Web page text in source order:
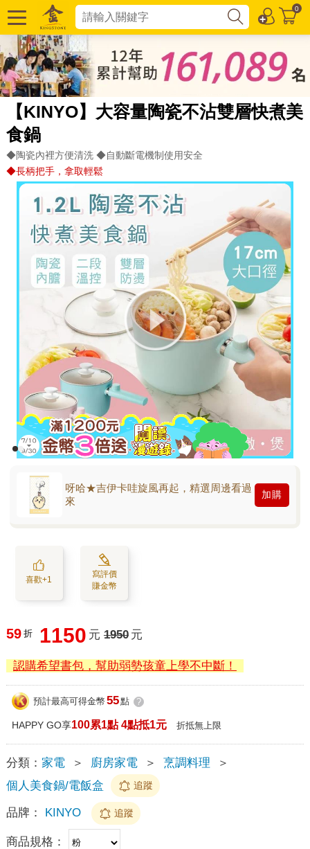
0
【KINYO】大容量陶瓷不沾雙層快煮美
食鍋
◆陶瓷內裡方便清洗 ◆自動斷電機制使用安全
◆長柄把手，拿取輕鬆
呀哈★吉伊卡哇旋風再起，精選周邊看過
來
加購
喜歡+1
寫評價
賺金幣
59 折 1150 元 1950 元
認購希望書包，幫助弱勢孩童上學不中斷！
預計最高可得金幣 55點 ?
HAPPY GO享100累1點 4點抵1元 折抵無上限
分類： 家電 ＞ 廚房家電 ＞ 烹調料理
＞
個人美食鍋/電飯盒
追蹤
品牌： KINYO 追蹤
商品規格：